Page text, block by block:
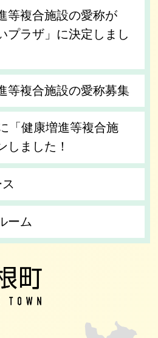
等複合施設の愛称が
プラザ」に決定しまし
等複合施設の愛称募集
「健康増進等複合施
しました！
ーム